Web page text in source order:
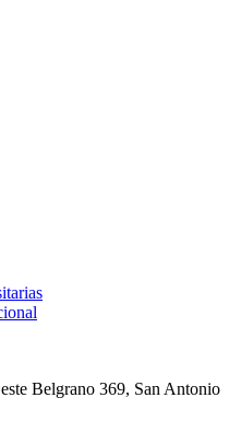
Belgrano 369, San Antonio